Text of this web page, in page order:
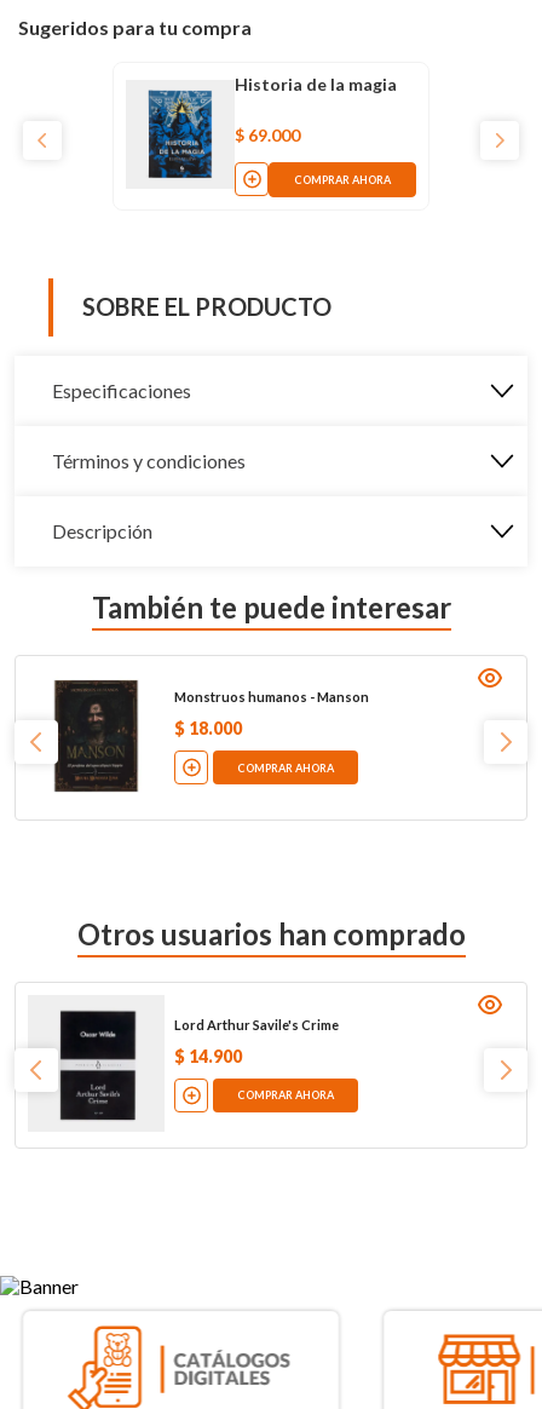
Sugeridos para tu compra
Historia de la magia
$ 69.000
COMPRAR AHORA
SOBRE EL PRODUCTO
Especificaciones
Términos y condiciones
Descripción
También te puede interesar
Monstruos humanos - Manson
$ 18.000
COMPRAR AHORA
Otros usuarios han comprado
Lord Arthur Savile's Crime
$ 14.900
COMPRAR AHORA